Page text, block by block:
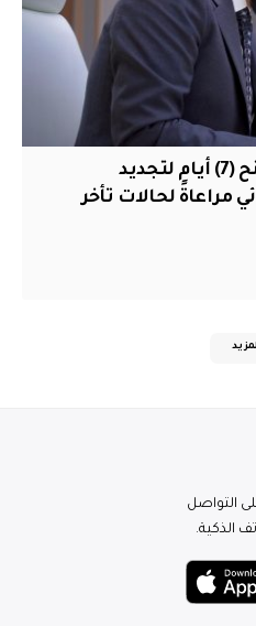
وزير الاتصالات يوجه بمنح (7) أيام لتجديد
مراعاةً لحالات تأخر
التواصل
الذكية.